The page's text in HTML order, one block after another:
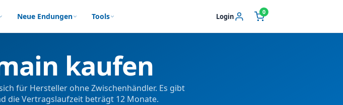
Neue Endungen Tools Login 0
kaufen
für Hersteller ohne Zwischenhändler. Es gibt
die Vertragslaufzeit beträgt 12 Monate.